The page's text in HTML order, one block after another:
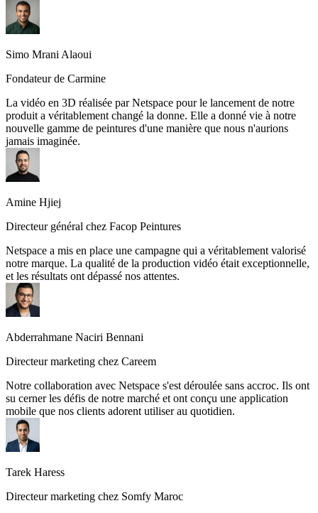
Simo Mrani Alaoui
Fondateur de Carmine
La vidéo en 3D réalisée par Netspace pour le lancement de notre
produit a véritablement changé la donne. Elle a donné vie à notre
nouvelle gamme de peintures d'une manière que nous n'aurions
jamais imaginée.
Amine Hjiej
Directeur général chez Facop Peintures
Netspace a mis en place une campagne qui a véritablement valorisé
notre marque. La qualité de la production vidéo était exceptionnelle,
et les résultats ont dépassé nos attentes.
Directeur marketing chez Careem
Notre collaboration avec Netspace s'est déroulée sans accroc. Ils ont
su cerner les défis de notre marché et ont conçu une application
mobile que nos clients adorent utiliser au quotidien.
Tarek Haress
Directeur marketing chez Somfy Maroc